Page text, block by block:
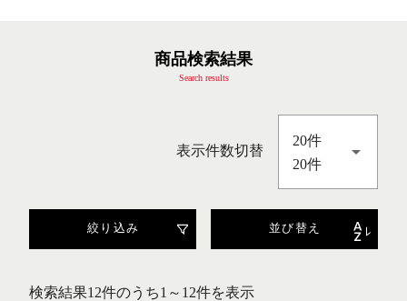
商品検索結果
Search results
表示件数切替
20件
20件
絞り込み 並び替え
検索結果12件のうち1～12件を表示